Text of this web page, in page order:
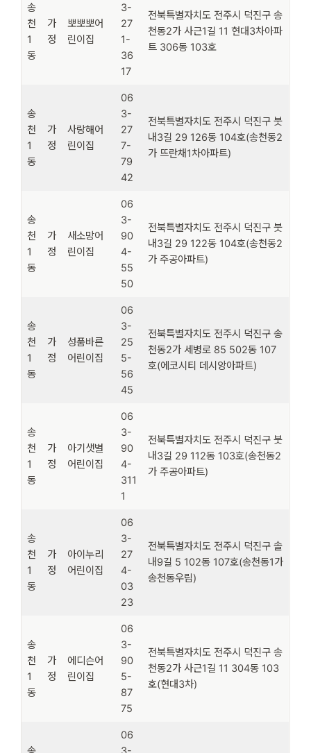
송
천
1
동
가
정
뽀뽀뽀어
린이집
3-
27
1-
36
17
전북특별자치도 전주시 덕진구 송
천동2가 사근1길 11 현대3차아파
트 306동 103호
송
천
1
동
가
정
사랑해어
린이집
06
3-
27
7-
79
42
전북특별자치도 전주시 덕진구 붓
내3길 29 126동 104호(송천동2
가 뜨란채1차아파트)
송
천
1
동
가
정
새소망어
린이집
06
3-
90
4-
55
50
전북특별자치도 전주시 덕진구 붓
내3길 29 122동 104호(송천동2
가 주공아파트)
송
천
1
동
가
정
성품바른
어린이집
06
3-
25
5-
56
45
전북특별자치도 전주시 덕진구 송
천동2가 세병로 85 502동 107
호(에코시티 데시앙아파트)
송
천
1
동
가
정
아기샛별
어린이집
06
3-
90
4-
311
1
전북특별자치도 전주시 덕진구 붓
내3길 29 112동 103호(송천동2
가 주공아파트)
송
천
1
동
가
정
아이누리
어린이집
06
3-
27
4-
03
23
전북특별자치도 전주시 덕진구 솔
내9길 5 102동 107호(송천동1가
송천동우림)
송
천
1
동
가
정
에디슨어
린이집
06
3-
90
5-
87
75
전북특별자치도 전주시 덕진구 송
천동2가 사근1길 11 304동 103
호(현대3차)
06